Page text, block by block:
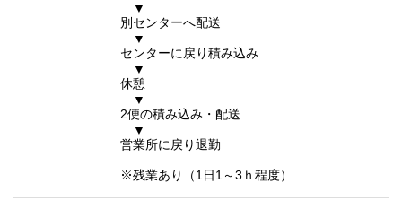
▼
別センターへ配送
▼
センターに戻り積み込み
▼
休憩
▼
2便の積み込み・配送
▼
営業所に戻り退勤
※残業あり（1日1～3ｈ程度）